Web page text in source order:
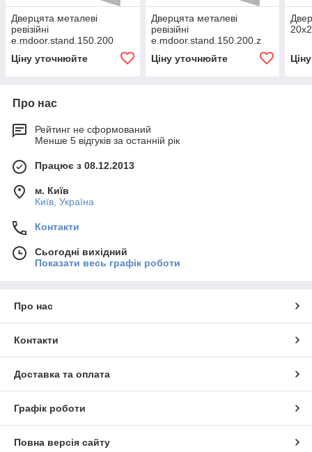
Дверцята металеві
ревізійні
e.mdoor.stand.150.200
Ціну уточнюйте
Дверцята металеві
ревізійні
e.mdoor.stand.150.200.z
Ціну уточнюйте
Про нас
Рейтинг не сформований
Менше 5 відгуків за останній рік
Працює з 08.12.2013
м. Київ
Київ, Україна
Контакти
Сьогодні вихідний
Показати весь графік роботи
Про нас
Контакти
Доставка та оплата
Графік роботи
Повна версія сайту